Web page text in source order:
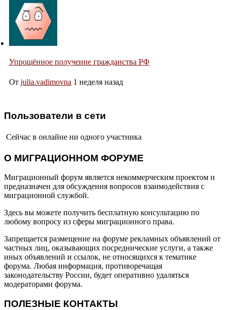
Упрощённое получение гражданства РФ
От julia.vadimovna 1 неделя назад
Пользователи в сети
Сейчас в онлайне ни одного участника
О МИГРАЦИОННОМ ФОРУМЕ
Миграционный форум является некоммерческим проектом и
предназначен для обсуждения вопросов взаимодействия с
миграционной службой.
Здесь вы можете получить бесплатную консультацию по
любому вопросу из сферы миграционного права.
Запрещается размещение на форуме рекламных объявлений от
частных лиц, оказывающих посреднические услуги, а также
иных объявлений и ссылок, не относящихся к тематике
форума. Любая информация, противоречащая
законодательству России, будет оперативно удаляться
модераторами форума.
ПОЛЕЗНЫЕ КОНТАКТЫ